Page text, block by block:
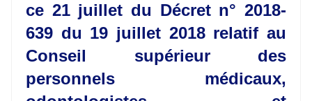
ce 21 juillet du Décret n° 2018-
639 du 19 juillet 2018 relatif au
Conseil supérieur des
personnels médicaux,